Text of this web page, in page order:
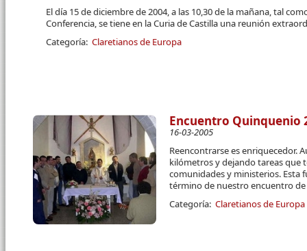
El día 15 de diciembre de 2004, a las 10,30 de la mañana, tal
Conferencia, se tiene en la Curia de Castilla una reunión
Categoría: Claretianos de Europa
Encuentro Quinquenio
16-03-2005
Reencontrarse es enriquecedor.
kilómetros y dejando tareas que
comunidades y ministerios. Esta
término de nuestro encuentro
Categoría: Claretianos de Europa